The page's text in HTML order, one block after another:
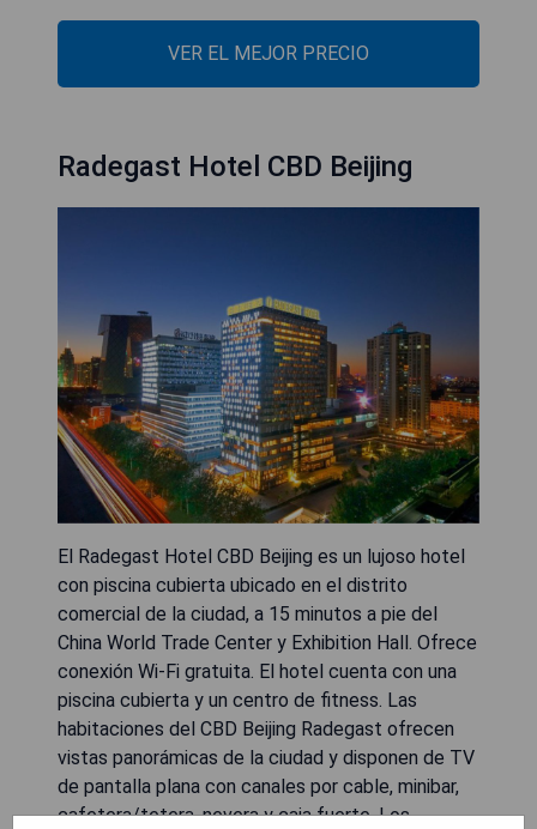
VER EL MEJOR PRECIO
Radegast Hotel CBD Beijing
El Radegast Hotel CBD Beijing es un lujoso hotel
con piscina cubierta ubicado en el distrito
comercial de la ciudad, a 15 minutos a pie del
China World Trade Center y Exhibition Hall. Ofrece
conexión Wi-Fi gratuita. El hotel cuenta con una
piscina cubierta y un centro de fitness. Las
habitaciones del CBD Beijing Radegast ofrecen
vistas panorámicas de la ciudad y disponen de TV
de pantalla plana con canales por cable, minibar,
cafetera/tetera, nevera y caja fuerte. Los